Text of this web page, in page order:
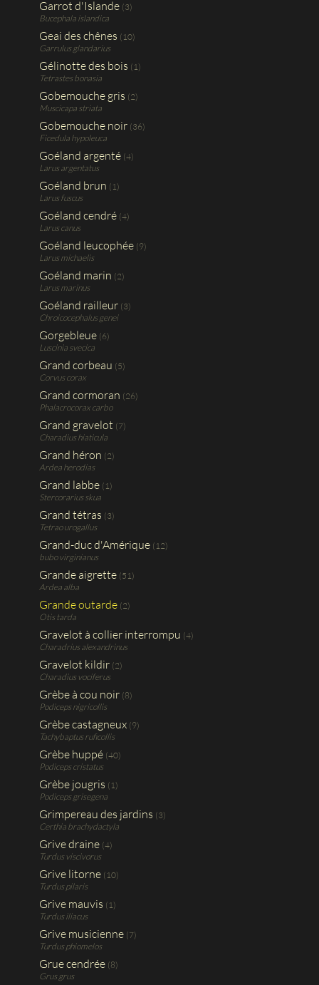
Garrot d'Islande (3)
Bucephala islandica
Geai des chênes (10)
Garrulus glandarius
Gélinotte des bois (1)
Tetrastes bonasia
Gobemouche gris (2)
Muscicapa striata
Gobemouche noir (36)
Ficedula hypoleuca
Goéland argenté (4)
Larus argentatus
Goéland brun (1)
Larus fuscus
Goéland cendré (4)
Larus canus
Goéland leucophée (9)
Larus michaelis
Goéland marin (2)
Larus marinus
Goéland railleur (3)
Chroicocephalus genei
Gorgebleue (6)
Luscinia svecica
Grand corbeau (5)
Corvus corax
Grand cormoran (26)
Phalacrocorax carbo
Grand gravelot (7)
Charadius hiaticula
Grand héron (2)
Ardea herodias
Grand labbe (1)
Stercorarius skua
Grand tétras (3)
Tetrao urogallus
Grand-duc d'Amérique (12)
bubo virginianus
Grande aigrette (51)
Ardea alba
Grande outarde (2)
Otis tarda
Gravelot à collier interrompu (4)
Charadrius alexandrinus
Gravelot kildir (2)
Charadius vociferus
Grèbe à cou noir (8)
Podiceps nigricollis
Grèbe castagneux (9)
Tachybaptus ruficollis
Grèbe huppé (40)
Podiceps cristatus
Grèbe jougris (1)
Podiceps grisegena
Grimpereau des jardins (3)
Certhia brachydactyla
Grive draine (4)
Turdus viscivorus
Grive litorne (10)
Turdus pilaris
Grive mauvis (1)
Turdus iliacus
Grive musicienne (7)
Turdus phiomelos
Grue cendrée (8)
Grus grus